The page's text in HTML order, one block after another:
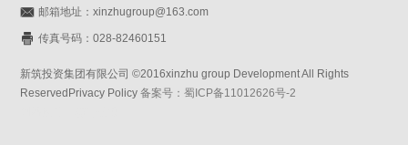
邮箱地址：xinzhugroup@163.com
传真号码：028-82460151
新筑投资集团有限公司 ©2016xinzhu group Development All Rights
ReservedPrivacy Policy备案号：蜀ICP备11012626号-2